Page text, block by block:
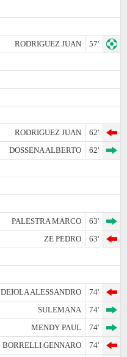
RODRIGUEZ JUAN
57'
RODRIGUEZ JUAN
62'
DOSSENA ALBERTO
62'
PALESTRA MARCO
63'
ZE PEDRO
63'
DEIOLA ALESSANDRO
74'
SULEMANA
74'
MENDY PAUL
74'
BORRELLI GENNARO
74'